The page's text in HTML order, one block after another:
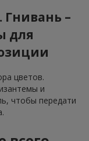
–
для
цветов.
и
чтобы передати